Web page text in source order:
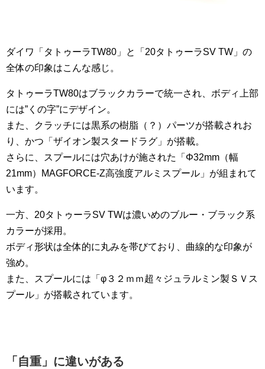
ダイワ「タトゥーラTW80」と「20タトゥーラSV TW」の
全体の印象はこんな感じ。
タトゥーラTW80はブラックカラーで統一され、ボディ上部
には”くの字”にデザイン。
また、クラッチには黒系の樹脂（？）パーツが搭載されお
り、かつ「ザイオン製スタードラグ」が搭載。
さらに、スプールには穴あけが施された「Φ32mm（幅
21mm）MAGFORCE-Z高強度アルミスプール」が組まれて
います。
一方、20タトゥーラSV TWは濃いめのブルー・ブラック系
カラーが採用。
ボディ形状は全体的に丸みを帯びており、曲線的な印象が
強め。
また、スプールには「φ３２ｍｍ超々ジュラルミン製ＳＶス
プール」が搭載されています。
「自重」に違いがある